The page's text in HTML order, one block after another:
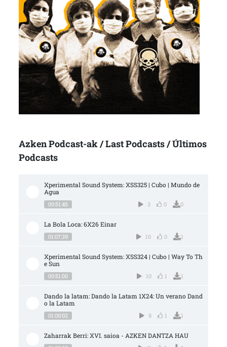
Azken Podcast-ak / Last Podcasts / Últimos
Podcasts
Xperimental Sound System: XSS325 | Cubo | Mundo de
Agua
00:51:45 3 0 0
La Bola Loca: 6X26 Einar
01:07:39 10 0 1
Xperimental Sound System: XSS324 | Cubo | Way To Th
e Sun
00:51:00 10 1 1
Dando la latam: Dando la Latam 1X24: Un verano Dand
o la Latam
01:00:02 8 1 1
Zaharrak Berri: XVI. saioa - AZKEN DANTZA HAU